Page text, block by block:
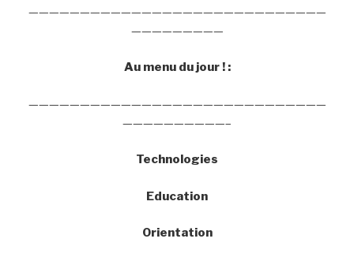
—————————————————————————————
—————————
Au menu du jour ! :
—————————————————————————————
——————————–
Technologies
Education
Orientation